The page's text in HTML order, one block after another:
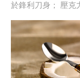
於鋒利刀身； 壓克